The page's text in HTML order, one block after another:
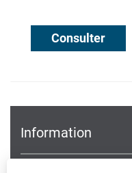
Consulter
Information